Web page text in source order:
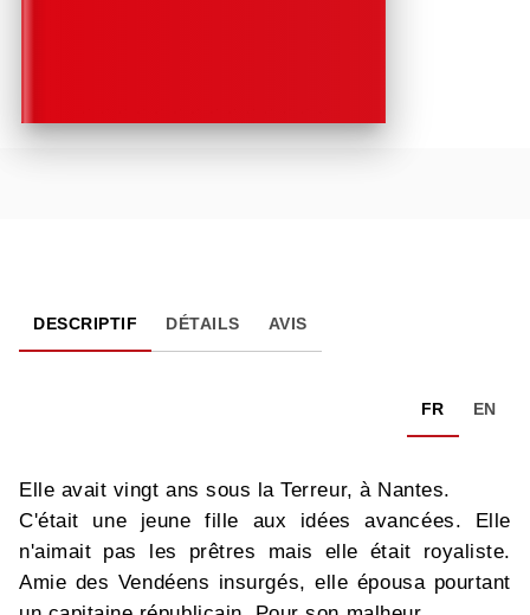
DESCRIPTIF DÉTAILS AVIS
FR EN
Elle avait vingt ans sous la Terreur, à Nantes.
C'était une jeune fille aux idées avancées. Elle
n'aimait pas les prêtres mais elle était royaliste.
Amie des Vendéens insurgés, elle épousa pourtant